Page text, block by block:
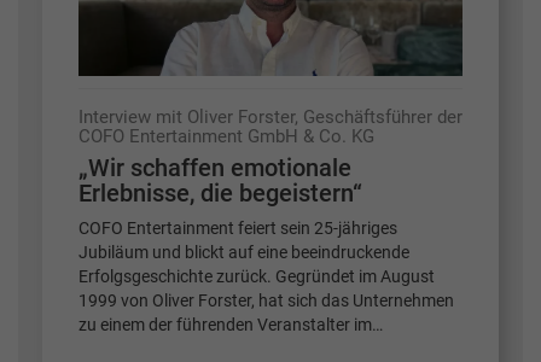
Interview mit Oliver Forster, Geschäftsführer der
COFO Entertainment GmbH & Co. KG
„Wir schaffen emotionale
Erlebnisse, die begeistern“
COFO Entertainment feiert sein 25-jähriges
Jubiläum und blickt auf eine beeindruckende
Erfolgsgeschichte zurück. Gegründet im August
1999 von Oliver Forster, hat sich das Unternehmen
zu einem der führenden Veranstalter im…